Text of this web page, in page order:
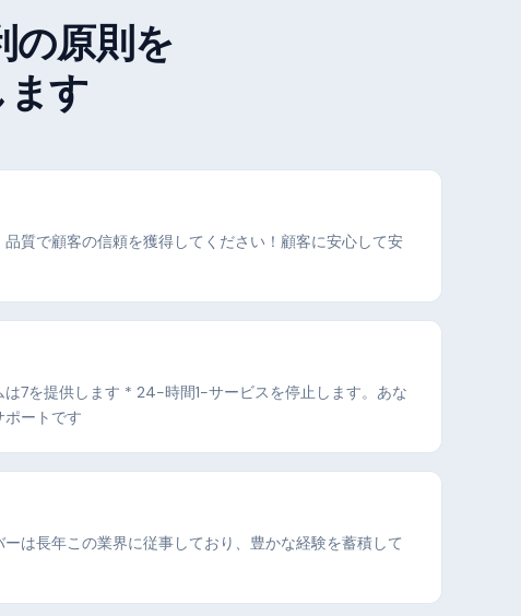
の原則を
す
質で顧客の信頼を獲得してください！顧客に安心して安
は7を提供します * 24-時間1-サービスを停止します。あな
ポートです
は長年この業界に従事しており、豊かな経験を蓄積して